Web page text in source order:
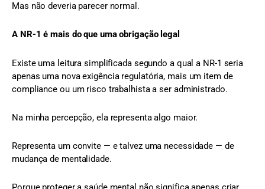
Mas não deveria parecer normal.
A NR-1 é mais do que uma obrigação legal
Existe uma leitura simplificada segundo a qual a NR-1 seria
apenas uma nova exigência regulatória, mais um item de
compliance ou um risco trabalhista a ser administrado.
Na minha percepção, ela representa algo maior.
Representa um convite — e talvez uma necessidade — de
mudança de mentalidade.